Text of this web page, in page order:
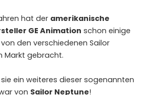
hat der amerikanische
GE Animation schon einige
von den verschiedenen Sailor
Markt gebracht.
ein weiteres dieser sogenannten
von Sailor Neptune!